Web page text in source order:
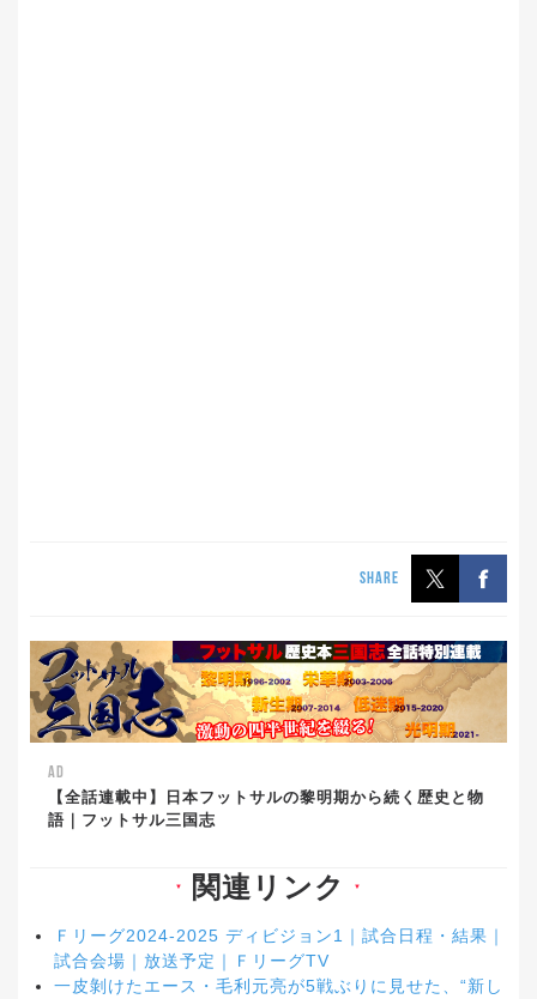
SHARE
AD
【全話連載中】日本フットサルの黎明期から続く歴史と物
語｜フットサル三国志
▼ 関連リンク ▼
Ｆリーグ2024-2025 ディビジョン1｜試合日程・結果｜
試合会場｜放送予定｜ＦリーグTV
一皮剝けたエース・毛利元亮が5戦ぶりに見せた、“新し